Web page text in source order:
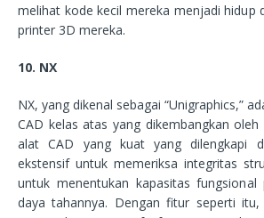
melihat kode kecil mereka menjadi hidup
printer 3D mereka.
10. NX
NX, yang dikenal sebagai “Unigraphics,”
CAD kelas atas yang dikembangkan oleh
alat CAD yang kuat yang dilengkapi
ekstensif untuk memeriksa integritas
untuk menentukan kapasitas
daya tahannya. Dengan fitur seperti itu,